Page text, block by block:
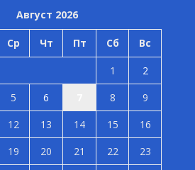
Август 2026
Ср Чт Пт Сб Вс
1
2
5 6 8
9
12 13 14 15
16
19 20 21 22 23